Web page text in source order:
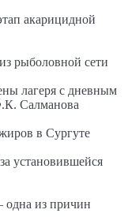
акарицидной
рыболовной сети
лагеря с дневным
Салманова
в Сургуте
установившейся
одна из причин